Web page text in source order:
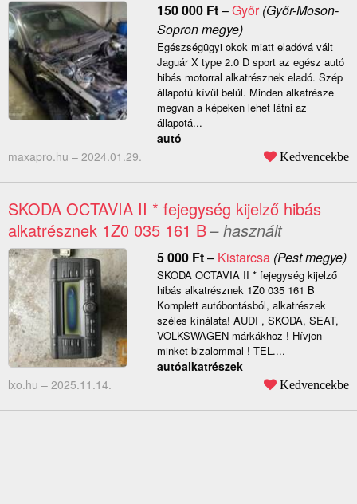
150 000 Ft–Győr(Győr-Moson-
Sopron megye)
Egészségügyi okok miatt eladóvá vált
Jaguár X type 2.0 D sport az egész autó
hibás motorral alkatrésznek eladó. Szép
állapotú kívül belül. Minden alkatrésze
megvan a képeken lehet látni az
állapotá...
autó
maxapro.hu – 2024.01.29. Kedvencekbe
SKODA OCTAVIA II * fejegység kijelző hibás
alkatrésznek 1Z0 035 161 B– használt
5 000 Ft– Kistarcsa(Pest megye)
SKODA OCTAVIA II * fejegység kijelző
hibás alkatrésznek 1Z0 035 161 B
Komplett autóbontásból, alkatrészek
széles kínálata! AUDI , SKODA, SEAT,
VOLKSWAGEN márkákhoz ! Hívjon
minket bizalommal ! TEL....
autóalkatrészek
lxo.hu – 2025.11.14. Kedvencekbe